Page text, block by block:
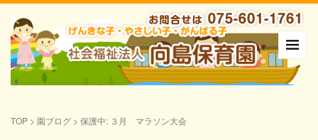
TOP > 園ブログ > 保護中: ３月 マラソン大会